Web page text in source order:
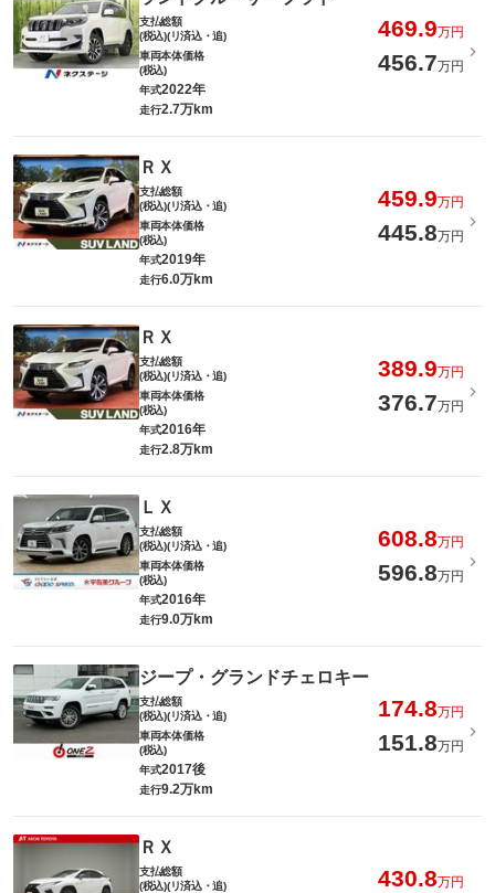
支払総額
(税込)(リ済込・追)
469.9万円
車両本体価格
(税込)
456.7万円
年式2022年
走行2.7万km
ＲＸ
支払総額
(税込)(リ済込・追)
459.9万円
車両本体価格
(税込)
445.8万円
年式2019年
走行6.0万km
ＲＸ
支払総額
(税込)(リ済込・追)
389.9万円
車両本体価格
(税込)
376.7万円
年式2016年
走行2.8万km
ＬＸ
支払総額
(税込)(リ済込・追)
608.8万円
車両本体価格
(税込)
596.8万円
年式2016年
走行9.0万km
ジープ・グランドチェロキー
支払総額
(税込)(リ済込・追)
174.8万円
車両本体価格
(税込)
151.8万円
年式2017後
走行9.2万km
ＲＸ
支払総額
(税込)(リ済込・追)
430.8万円